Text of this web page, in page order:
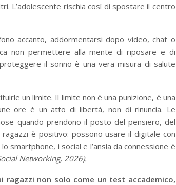
L’adolescente rischia così di spostare il centro
accanto, addormentarsi dopo video, chat o
non permettere alla mente di riposare e di
il sonno è una vera misura di salute
un limite. Il limite non è una punizione, è una
ore è un atto di libertà, non di rinuncia. Le
quando prendono il posto del pensiero, del
è positivo: possono usare il digitale con
smartphone, i social e l’ansia da connessione è
Networking, 2026).
ragazzi non solo come un test accademico,